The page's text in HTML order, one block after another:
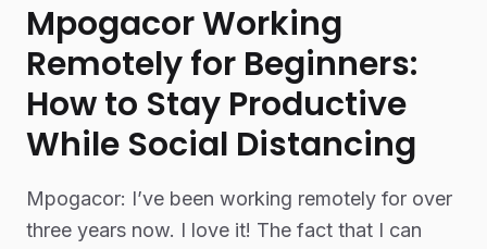
Mpogacor Working
Remotely for Beginners:
How to Stay Productive
While Social Distancing
Mpogacor: I’ve been working remotely for over
three years now. I love it! The fact that I can